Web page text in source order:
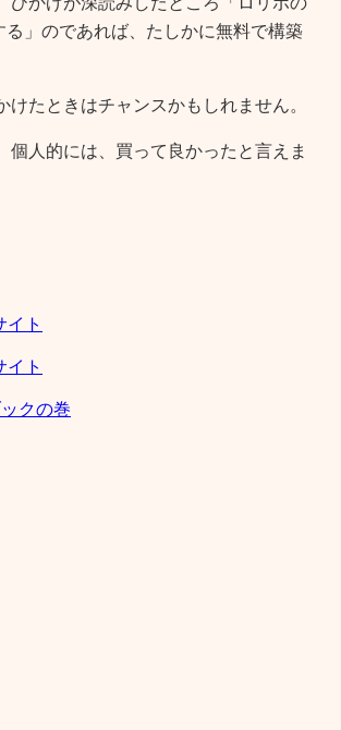
」のであれば、たしかに無料で構築
たときはチャンスかもしれません。
人的には、買って良かったと言えま
イト
イト
クの巻